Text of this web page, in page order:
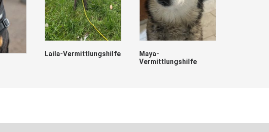
Laila-Vermittlungshilfe
Maya-
Vermittlungshilfe